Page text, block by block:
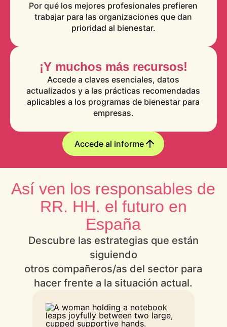
Por qué los mejores profesionales prefieren
trabajar para las organizaciones que dan
prioridad al bienestar.
¡Y muchos más recursos!
Accede a claves esenciales, datos
actualizados y a las prácticas recomendadas
aplicables a los programas de bienestar para
empresas.
Accede al informe
Así ven los responsables de
RR. HH. el futuro en
España
Descubre las estrategias que están
siguiendo
otros compañeros/as del sector para
hacer frente a la situación actual.